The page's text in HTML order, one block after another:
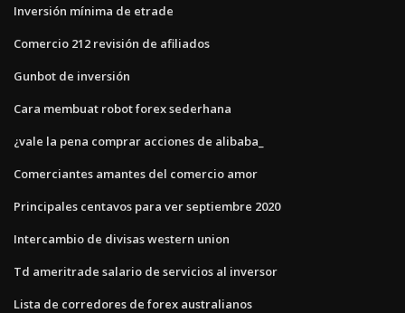
Inversión mínima de etrade
Comercio 212 revisión de afiliados
Gunbot de inversión
Cara membuat robot forex sederhana
¿vale la pena comprar acciones de alibaba_
Comerciantes amantes del comercio amor
Principales centavos para ver septiembre 2020
Intercambio de divisas western union
Td ameritrade salario de servicios al inversor
Lista de corredores de forex australianos